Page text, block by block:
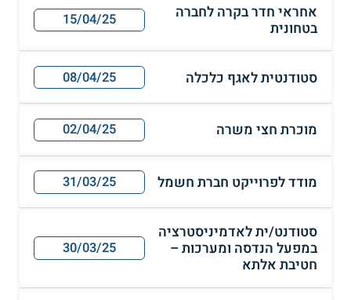
אחראי חדר בקרה לחברה
בטחונית
15/04/25
סטודנטית לאגף כלכלה 08/04/25
מוכרת חצי משרה 02/04/25
מודד לפרוייקט חברת חשמל 31/03/25
סטודנט/ית לאדמיניסטרציה
במפעל הנדסה ומערכות –
חטיבת אלתא
30/03/25